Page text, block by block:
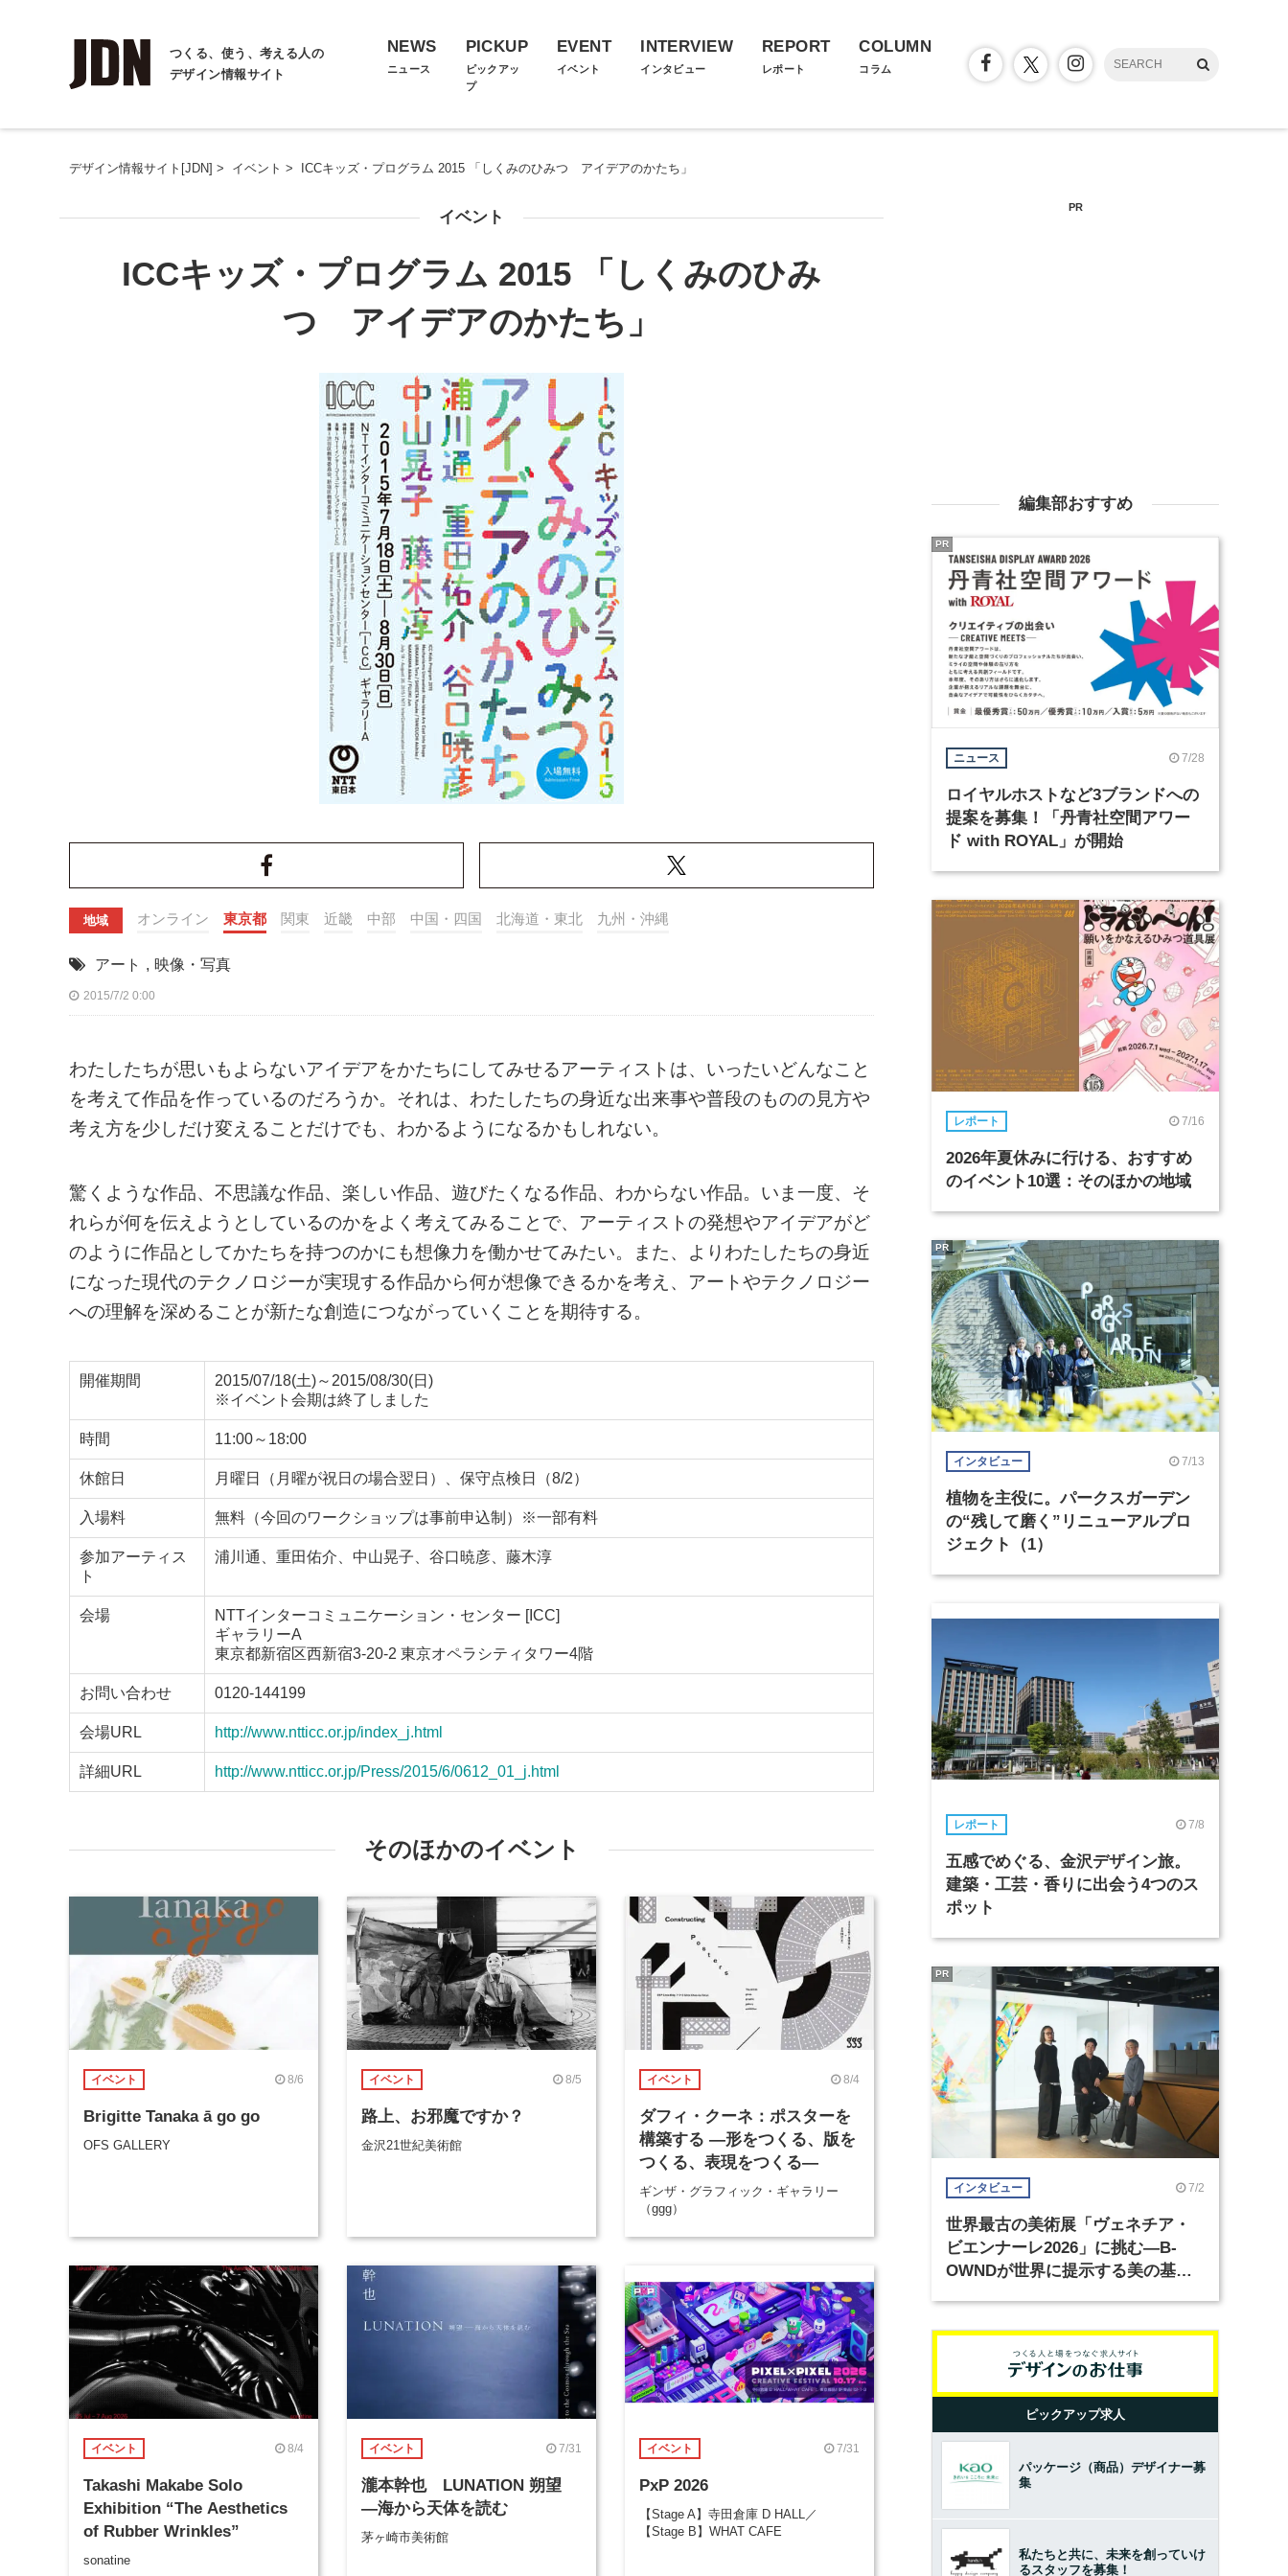
つくる、使う、考える人の
デザイン情報サイト
NEWS
ニュース
PICKUP
ピックアッ
プ
EVENT
イベント
INTERVIEW
インタビュー
REPORT
レポート
COLUMN
コラム
デザイン情報サイト[JDN] > イベント > ICCキッズ・プログラム 2015 「しくみのひみつ アイデアのかたち」
イベント
ICCキッズ・プログラム 2015 「しくみのひみ
つ アイデアのかたち」
地域 オンライン 東京都 関東 近畿 中部 中国・四国 北海道・東北 九州・沖縄
アート , 映像・写真
2015/7/2 0:00
わたしたちが思いもよらないアイデアをかたちにしてみせるアーティストは、いったいどんなこと
を考えて作品を作っているのだろうか。それは、わたしたちの身近な出来事や普段のものの見方や
考え方を少しだけ変えることだけでも、わかるようになるかもしれない。
驚くような作品、不思議な作品、楽しい作品、遊びたくなる作品、わからない作品。いま一度、そ
れらが何を伝えようとしているのかをよく考えてみることで、アーティストの発想やアイデアがど
のように作品としてかたちを持つのかにも想像力を働かせてみたい。また、よりわたしたちの身近
になった現代のテクノロジーが実現する作品から何が想像できるかを考え、アートやテクノロジー
への理解を深めることが新たな創造につながっていくことを期待する。
開催期間
2015/07/18(土)～2015/08/30(日)
※イベント会期は終了しました
時間 11:00～18:00
休館日 月曜日（月曜が祝日の場合翌日）、保守点検日（8/2）
入場料 無料（今回のワークショップは事前申込制）※一部有料
参加アーティス
ト
浦川通、重田佑介、中山晃子、谷口暁彦、藤木淳
会場
NTTインターコミュニケーション・センター [ICC]
ギャラリーA
東京都新宿区西新宿3-20-2 東京オペラシティタワー4階
お問い合わせ 0120-144199
会場URL http://www.ntticc.or.jp/index_j.html
詳細URL http://www.ntticc.or.jp/Press/2015/6/0612_01_j.html
そのほかのイベント
イベント 8/6
Brigitte Tanaka ā go go
OFS GALLERY
イベント 8/5
路上、お邪魔ですか？
金沢21世紀美術館
イベント 8/4
ダフィ・クーネ：ポスターを
構築する ―形をつくる、版を
つくる、表現をつくる―
ギンザ・グラフィック・ギャラリー
（ggg）
イベント 8/4
Takashi Makabe Solo
Exhibition “The Aesthetics
of Rubber Wrinkles”
sonatine
イベント 7/31
瀧本幹也 LUNATION 朔望
―海から天体を読む
茅ヶ崎市美術館
イベント 7/31
PxP 2026
【Stage A】寺田倉庫 D HALL／
【Stage B】WHAT CAFE
PR
編集部おすすめ
ニュース 7/28
ロイヤルホストなど3ブランドへの
提案を募集！「丹青社空間アワー
ド with ROYAL」が開始
PR
レポート 7/16
2026年夏休みに行ける、おすすめ
のイベント10選：そのほかの地域
インタビュー 7/13
植物を主役に。パークスガーデン
の“残して磨く”リニューアルプロ
ジェクト（1）
PR
レポート 7/8
五感でめぐる、金沢デザイン旅。
建築・工芸・香りに出会う4つのス
ポット
インタビュー 7/2
世界最古の美術展「ヴェネチア・
ビエンナーレ2026」に挑む―B-
OWNDが世界に提示する美の基準
PR
ピックアップ求人
パッケージ（商品）デザイナー募
集
私たちと共に、未来を創っていけ
るスタッフを募集！